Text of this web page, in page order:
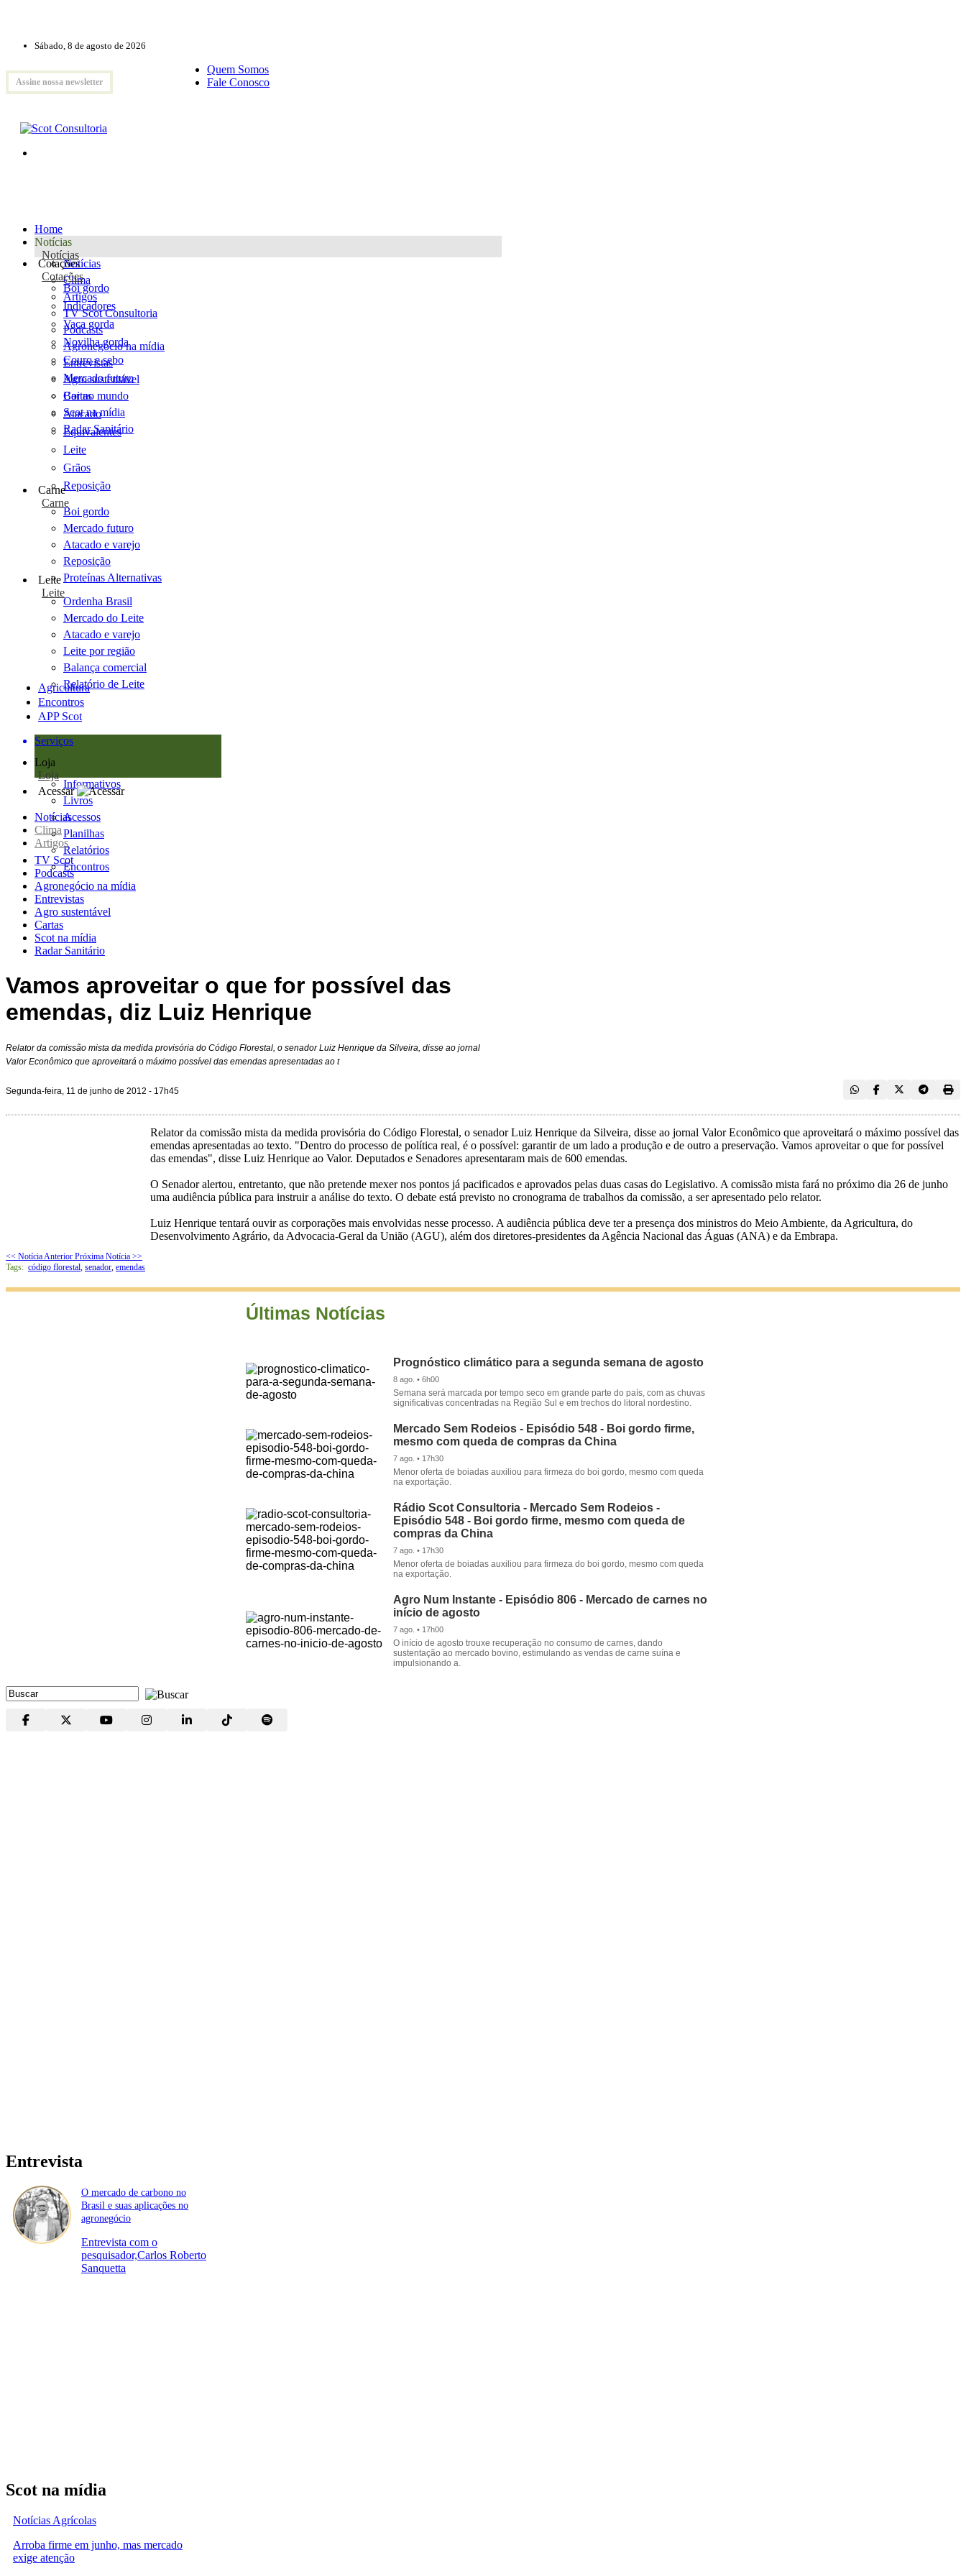
Sábado, 8 de agosto de 2026
Assine nossa newsletter
Quem Somos
Fale Conosco
Home
Notícias
Notícias
Notícias
Clima
Artigos
TV Scot Consultoria
Podcasts
Agronegócio na mídia
Entrevistas
Agro sustentável
Cartas
Scot na mídia
Radar Sanitário
Cotações
Cotações
Boi gordo
Indicadores
Vaca gorda
Novilha gorda
Couro e sebo
Mercado futuro
Boi no mundo
Atacado
Equivalentes
Leite
Grãos
Reposição
Carne
Carne
Boi gordo
Mercado futuro
Atacado e varejo
Reposição
Proteínas Alternativas
Leite
Leite
Ordenha Brasil
Mercado do Leite
Atacado e varejo
Leite por região
Balança comercial
Relatório de Leite
Agricultura
Encontros
APP Scot
Serviços
Loja
Loja
Informativos
Livros
Acessos
Planilhas
Relatórios
Encontros
Acessar
Notícias
Clima
Artigos
TV Scot
Podcasts
Agronegócio na mídia
Entrevistas
Agro sustentável
Cartas
Scot na mídia
Radar Sanitário
Vamos aproveitar o que for possível das
emendas, diz Luiz Henrique
Relator da comissão mista da medida provisória do Código Florestal, o senador Luiz Henrique da Silveira, disse ao jornal
Valor Econômico que aproveitará o máximo possível das emendas apresentadas ao t
Segunda-feira, 11 de junho de 2012 - 17h45
Relator da comissão mista da medida provisória do Código Florestal, o senador Luiz Henrique da Silveira, disse ao jornal Valor Econômico que aproveitará o máximo possível das
emendas apresentadas ao texto. "Dentro do processo de política real, é o possível: garantir de um lado a produção e de outro a preservação. Vamos aproveitar o que for possível
das emendas", disse Luiz Henrique ao Valor. Deputados e Senadores apresentaram mais de 600 emendas.
O Senador alertou, entretanto, que não pretende mexer nos pontos já pacificados e aprovados pelas duas casas do Legislativo. A comissão mista fará no próximo dia 26 de junho
uma audiência pública para instruir a análise do texto. O debate está previsto no cronograma de trabalhos da comissão, a ser apresentado pelo relator.
Luiz Henrique tentará ouvir as corporações mais envolvidas nesse processo. A audiência pública deve ter a presença dos ministros do Meio Ambiente, da Agricultura, do
Desenvolvimento Agrário, da Advocacia-Geral da União (AGU), além dos diretores-presidentes da Agência Nacional das Águas (ANA) e da Embrapa.
<< Notícia Anterior Próxima Notícia >>
Tags: código florestal, senador, emendas
Últimas Notícias
Prognóstico climático para a segunda semana de agosto
8 ago. • 6h00
Semana será marcada por tempo seco em grande parte do país, com as chuvas
significativas concentradas na Região Sul e em trechos do litoral nordestino.
Mercado Sem Rodeios - Episódio 548 - Boi gordo firme,
mesmo com queda de compras da China
7 ago. • 17h30
Menor oferta de boiadas auxiliou para firmeza do boi gordo, mesmo com queda
na exportação.
Rádio Scot Consultoria - Mercado Sem Rodeios -
Episódio 548 - Boi gordo firme, mesmo com queda de
compras da China
7 ago. • 17h30
Menor oferta de boiadas auxiliou para firmeza do boi gordo, mesmo com queda
na exportação.
Agro Num Instante - Episódio 806 - Mercado de carnes no
início de agosto
7 ago. • 17h00
O início de agosto trouxe recuperação no consumo de carnes, dando
sustentação ao mercado bovino, estimulando as vendas de carne suína e
impulsionando a.
Entrevista
O mercado de carbono no
Brasil e suas aplicações no
agronegócio
Entrevista com o
pesquisador,Carlos Roberto
Sanquetta
Scot na mídia
Notícias Agrícolas
Arroba firme em junho, mas mercado
exige atenção